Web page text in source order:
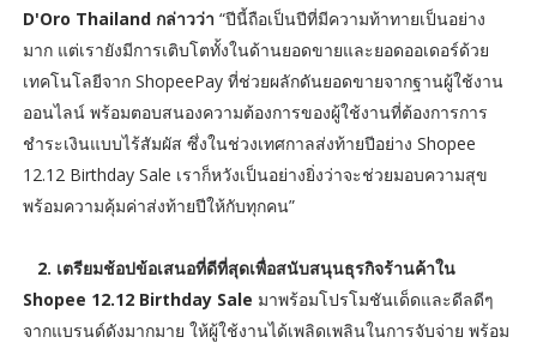
D'Oro Thailand กล่าวว่า “ปีนี้ถือเป็นปีที่มีความท้าทายเป็นอย่าง
มาก แต่เรายังมีการเติบโตทั้งในด้านยอดขายและยอดออเดอร์ด้วย
เทคโนโลยีจาก ShopeePay ที่ช่วยผลักดันยอดขายจากฐานผู้ใช้งาน
ออนไลน์ พร้อมตอบสนองความต้องการของผู้ใช้งานที่ต้องการการ
ชำระเงินแบบไร้สัมผัส ซึ่งในช่วงเทศกาลส่งท้ายปีอย่าง Shopee
12.12 Birthday Sale เราก็หวังเป็นอย่างยิ่งว่าจะช่วยมอบความสุข
พร้อมความคุ้มค่าส่งท้ายปีให้กับทุกคน”
2. เตรียมช้อปข้อเสนอที่ดีที่สุดเพื่อสนับสนุนธุรกิจร้านค้าใน
Shopee 12.12 Birthday Sale มาพร้อมโปรโมชันเด็ดและดีลดีๆ
จากแบรนด์ดังมากมาย ให้ผู้ใช้งานได้เพลิดเพลินในการจับจ่าย พร้อม